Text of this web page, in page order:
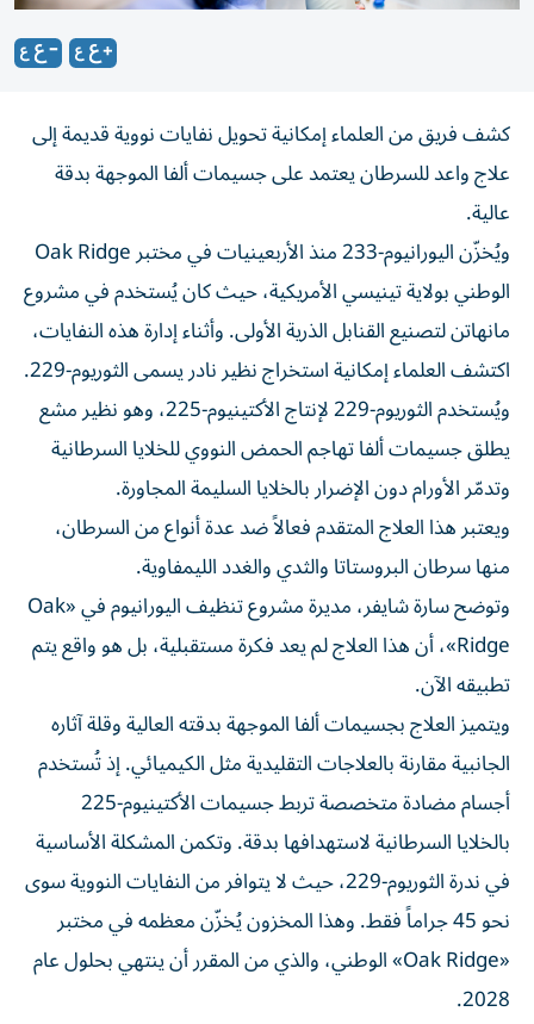
كشف فريق من العلماء إمكانية تحويل نفايات نووية قديمة إلى
علاج واعد للسرطان يعتمد على جسيمات ألفا الموجهة بدقة
عالية.
ويُخزّن اليورانيوم-233 منذ الأربعينيات في مختبر Oak Ridge
الوطني بولاية تينيسي الأمريكية، حيث كان يُستخدم في مشروع
مانهاتن لتصنيع القنابل الذرية الأولى. وأثناء إدارة هذه النفايات،
اكتشف العلماء إمكانية استخراج نظير نادر يسمى الثوريوم-229.
ويُستخدم الثوريوم-229 لإنتاج الأكتينيوم-225، وهو نظير مشع
يطلق جسيمات ألفا تهاجم الحمض النووي للخلايا السرطانية
وتدمّر الأورام دون الإضرار بالخلايا السليمة المجاورة.
ويعتبر هذا العلاج المتقدم فعالاً ضد عدة أنواع من السرطان،
منها سرطان البروستاتا والثدي والغدد الليمفاوية.
وتوضح سارة شايفر، مديرة مشروع تنظيف اليورانيوم في «Oak
Ridge»، أن هذا العلاج لم يعد فكرة مستقبلية، بل هو واقع يتم
تطبيقه الآن.
ويتميز العلاج بجسيمات ألفا الموجهة بدقته العالية وقلة آثاره
الجانبية مقارنة بالعلاجات التقليدية مثل الكيميائي. إذ تُستخدم
أجسام مضادة متخصصة تربط جسيمات الأكتينيوم-225
بالخلايا السرطانية لاستهدافها بدقة. وتكمن المشكلة الأساسية
في ندرة الثوريوم-229، حيث لا يتوافر من النفايات النووية سوى
نحو 45 جراماً فقط. وهذا المخزون يُخزّن معظمه في مختبر
«Oak Ridge» الوطني، والذي من المقرر أن ينتهي بحلول عام
2028.